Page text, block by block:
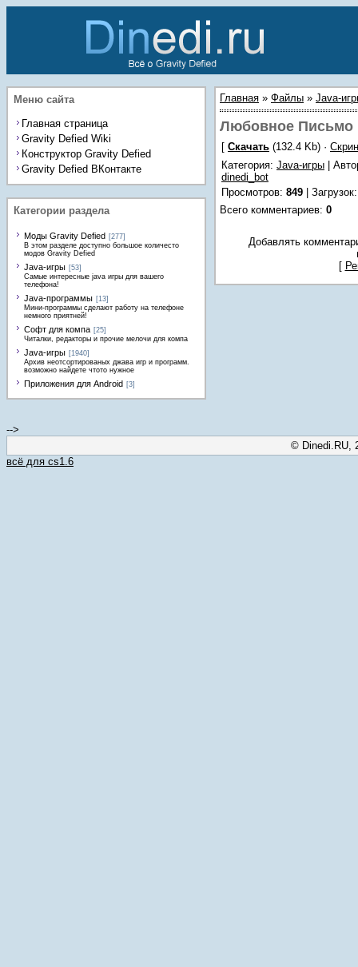
Меню сайта
Главная страница
Gravity Defied Wiki
Конструктор Gravity Defied
Gravity Defied ВКонтакте
Категории раздела
Моды Gravity Defied [277]
В этом разделе доступно большое количесто
модов Gravity Defied
Java-игры [53]
Самые интересные java игры для вашего
телефона!
Java-программы [13]
Мини-программы сделают работу на телефоне
немного приятней!
Софт для компа [25]
Читалки, редакторы и прочие мелочи для компа
Java-игры [1940]
Архив неотсортированых джава игр и программ.
возможно найдете чтото нужное
Приложения для Android [3]
Главная » Файлы » Java-
Любовное Письмо
[ Скачать (132.4 Kb) ·
Категория: Java-игры |
dinedi_bot
Просмотров: 849 Загрузок
Всего комментариев: 0
Добавлять
[
-->
© Dinedi.RU,
всё для cs1.6